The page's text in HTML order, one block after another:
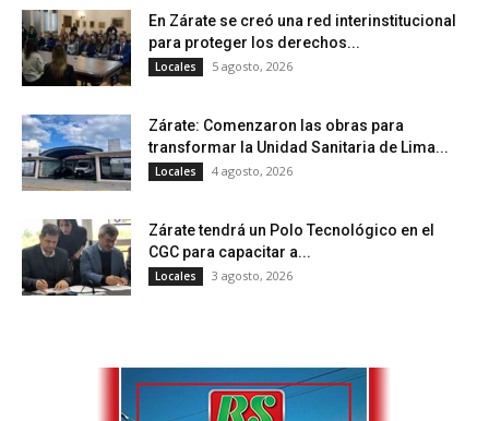
En Zárate se creó una red interinstitucional
para proteger los derechos...
Locales 5 agosto, 2026
Zárate: Comenzaron las obras para
transformar la Unidad Sanitaria de Lima...
Locales 4 agosto, 2026
Zárate tendrá un Polo Tecnológico en el
CGC para capacitar a...
Locales 3 agosto, 2026